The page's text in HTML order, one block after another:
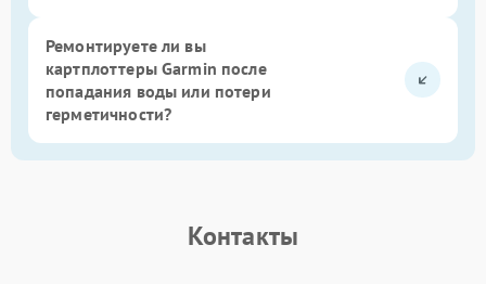
Ремонтируете ли вы
картплоттеры Garmin после
попадания воды или потери
герметичности?
Контакты